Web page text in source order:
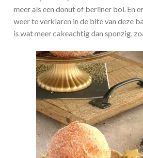
meer als een donut of berliner bol. En
weer te verklaren in de bite van deze
is wat meer cakeachtig dan sponzig,